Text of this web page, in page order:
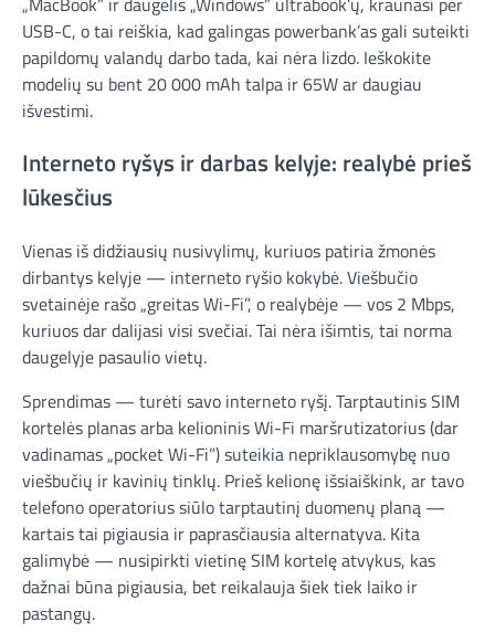
USB-C, o tai reiškia, kad galingas powerbank’as gali suteikti
papildomų valandų darbo tada, kai nėra lizdo. Ieškokite
modelių su bent 20 000 mAh talpa ir 65W ar daugiau
išvestimi.
Interneto ryšys ir darbas kelyje: realybė prieš
lūkesčius
Vienas iš didžiausių nusivylimų, kuriuos patiria žmonės
dirbantys kelyje — interneto ryšio kokybė. Viešbučio
svetainėje rašo „greitas Wi-Fi”, o realybėje — vos 2 Mbps,
kuriuos dar dalijasi visi svečiai. Tai nėra išimtis, tai norma
daugelyje pasaulio vietų.
Sprendimas — turėti savo interneto ryšį. Tarptautinis SIM
kortelės planas arba kelioninis Wi-Fi maršrutizatorius (dar
vadinamas „pocket Wi-Fi”) suteikia nepriklausomybę nuo
viešbučių ir kavinių tinklų. Prieš kelionę išsiaiškink, ar tavo
telefono operatorius siūlo tarptautinį duomenų planą —
kartais tai pigiausia ir paprasčiausia alternatyva. Kita
galimybė — nusipirkti vietinę SIM kortelę atvykus, kas
dažnai būna pigiausia, bet reikalauja šiek tiek laiko ir
pastangų.